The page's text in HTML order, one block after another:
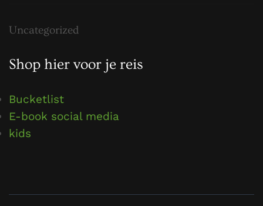
Uncategorized
Shop hier voor je reis
Bucketlist
E-book social media
kids